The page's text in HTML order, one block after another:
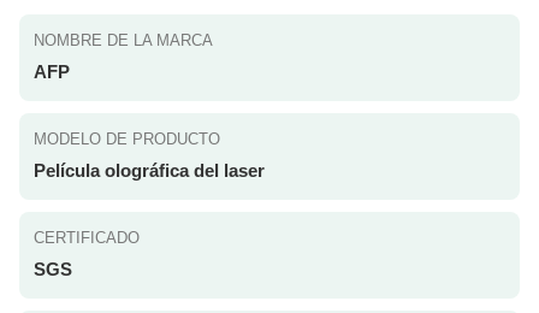
NOMBRE DE LA MARCA
AFP
MODELO DE PRODUCTO
Película olográfica del laser
CERTIFICADO
SGS